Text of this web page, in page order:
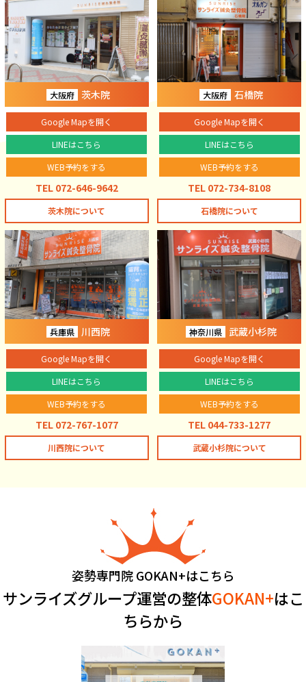
大阪府 茨木院
Google Mapを開く
LINEはこちら
WEB予約をする
TEL 072-646-9642
茨木院について
大阪府 石橋院
Google Mapを開く
LINEはこちら
WEB予約をする
TEL 072-734-8108
石橋院について
兵庫県 川西院
Google Mapを開く
LINEはこちら
WEB予約をする
TEL 072-767-1077
川西院について
神奈川県 武蔵小杉院
Google Mapを開く
LINEはこちら
WEB予約をする
TEL 044-733-1277
武蔵小杉院について
姿勢専門院 GOKAN+はこちら
サンライズグループ運営の整体GOKAN+はこ
ちらから